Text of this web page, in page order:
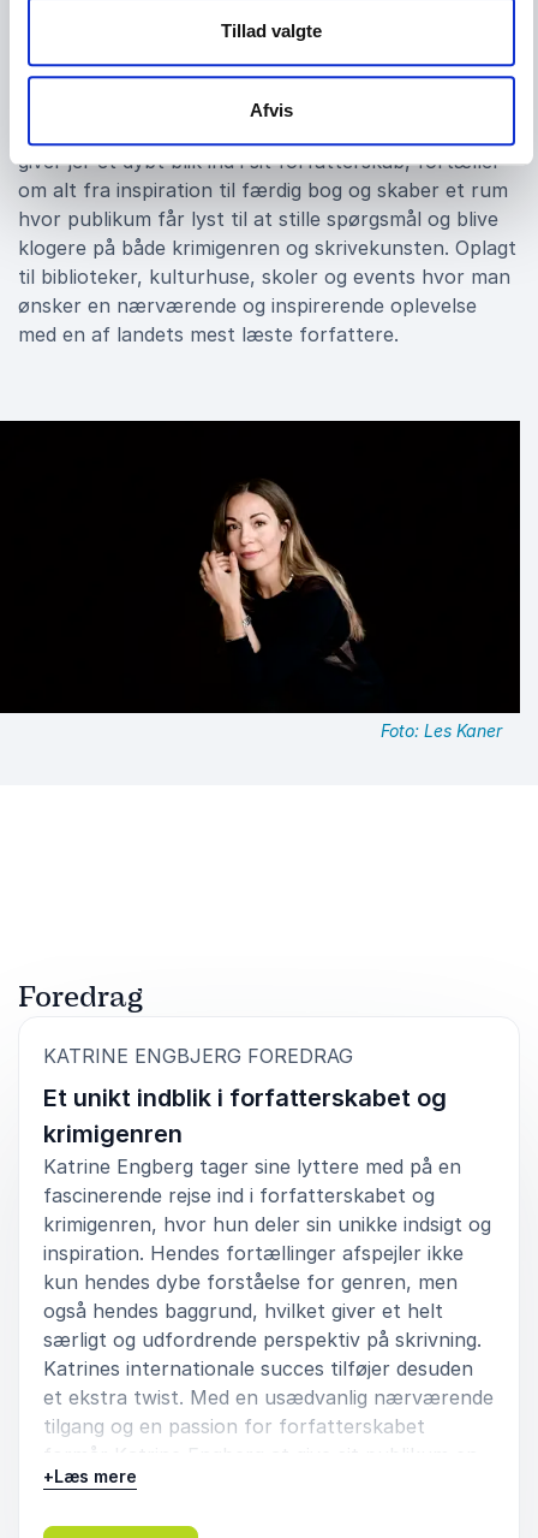
Tillad valgte
Afvis
Book Katrine Engberg
Når I booker Katrine Engberg får I et engagerende
giver jer et dybt blik ind i sit forfatterskab, fortæller
om alt fra inspiration til færdig bog og skaber et rum
hvor publikum får lyst til at stille spørgsmål og blive
klogere på både krimigenren og skrivekunsten. Oplagt
til biblioteker, kulturhuse, skoler og events hvor man
ønsker en nærværende og inspirerende oplevelse
med en af landets mest læste forfattere.
Foto: Les Kaner
Foredrag
KATRINE ENGBJERG FOREDRAG
Et unikt indblik i forfatterskabet og
krimigenren
Katrine Engberg tager sine lyttere med på en
fascinerende rejse ind i forfatterskabet og
krimigenren, hvor hun deler sin unikke indsigt og
inspiration. Hendes fortællinger afspejler ikke
kun hendes dybe forståelse for genren, men
også hendes baggrund, hvilket giver et helt
særligt og udfordrende perspektiv på skrivning.
Katrines internationale succes tilføjer desuden
et ekstra twist. Med en usædvanlig nærværende
tilgang og en passion for forfatterskabet
formår Katrine Engberg at give sit publikum en
oplevelse ud over det sædvanlige.
+Læs mere